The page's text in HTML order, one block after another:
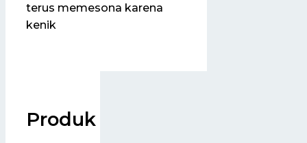
terus memesona karena
kenik
Produk